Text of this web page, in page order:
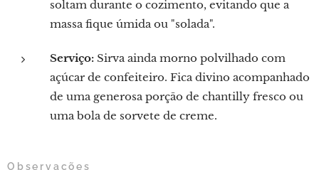
soltam durante o cozimento, evitando que a
massa fique úmida ou "solada".
Serviço: Sirva ainda morno polvilhado com
açúcar de confeiteiro. Fica divino acompanhado
de uma generosa porção de chantilly fresco ou
uma bola de sorvete de creme.
Observações